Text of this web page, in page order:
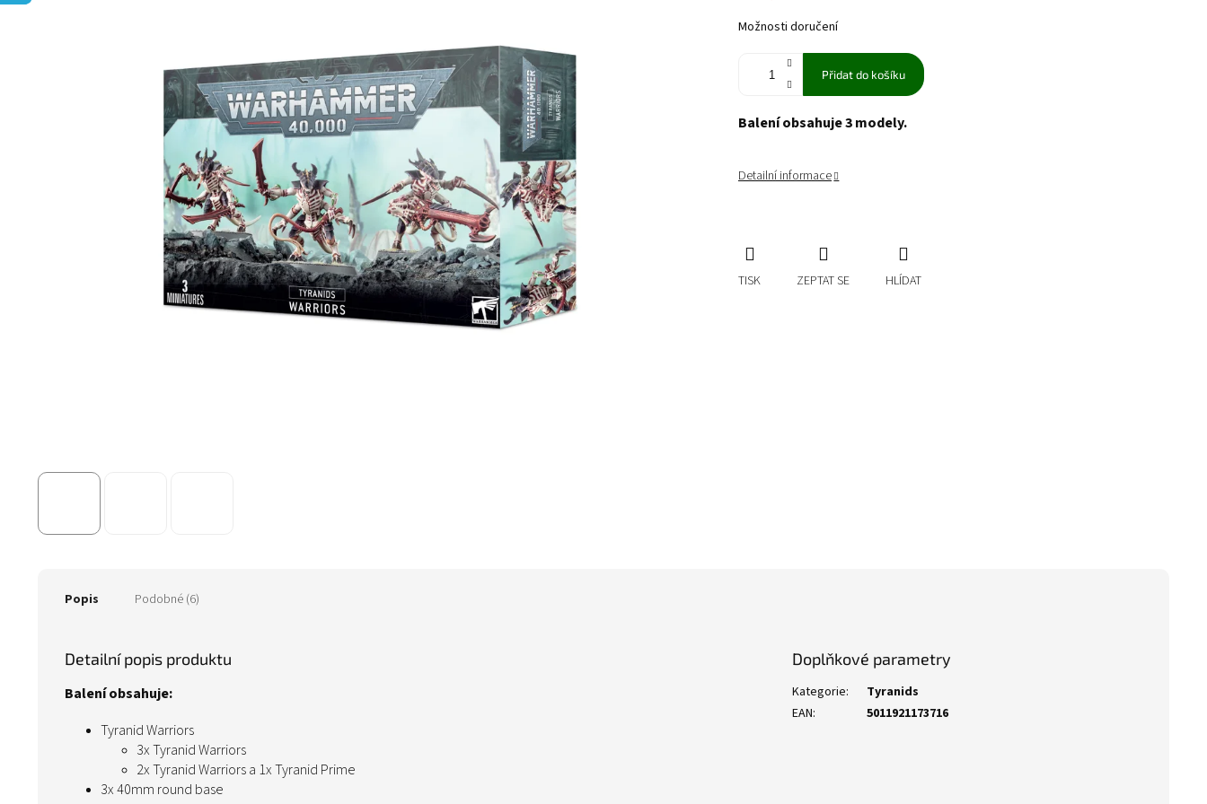
Možnosti doručení
Přidat do košíku
Balení obsahuje 3 modely.
Detailní informace
TISK ZEPTAT SE HLÍDAT
Popis Podobné (6)
Detailní popis produktu
Balení obsahuje:
Tyranid Warriors
3x Tyranid Warriors
2x Tyranid Warriors a 1x Tyranid Prime
3x 40mm round base
Doplňkové parametry
Kategorie:
Tyranids
EAN: 5011921173716